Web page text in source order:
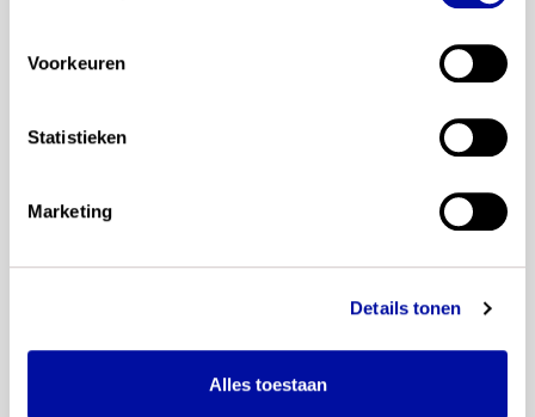
Voorkeuren
Statistieken
Marketing
Details tonen
Alles toestaan
ontwikkelingen? Meld je dan aan voor onze
als wij een nieuwsbericht plaatsen.